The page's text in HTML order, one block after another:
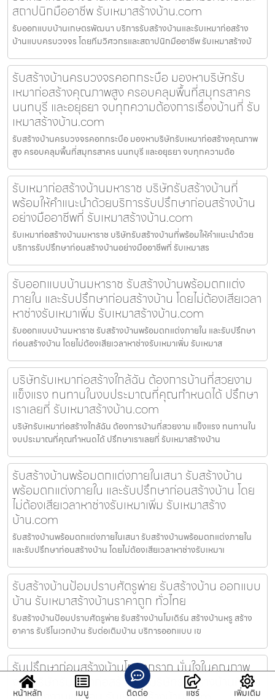
สถาปนิกมืออาชีพ รับเหมาสร้างบ้าน.com
รับออกแบบบ้านเกษตรพัฒนา บริการรับสร้างบ้านและรับเหมาก่อสร้าง
บ้านแบบครบวงจร โดยทีมวิศวกรและสถาปนิกมืออาชีพ รับเหมาสร้างบ้
รับสร้างบ้านครบวงจรคอกกระบือ มองหาบริษัทรับ
เหมาก่อสร้างคุณภาพสูง ครอบคลุมพื้นที่สมุทรสาคร
นนทบุรี และอยุธยา จบทุกความต้องการเรื่องบ้านที่ รับ
เหมาสร้างบ้าน.com
รับสร้างบ้านครบวงจรคอกกระบือ มองหาบริษัทรับเหมาก่อสร้างคุณภาพ
สูง ครอบคลุมพื้นที่สมุทรสาคร นนทบุรี และอยุธยา จบทุกความต้อ
รับเหมาก่อสร้างบ้านมหาราช บริษัทรับสร้างบ้านที่
พร้อมให้คำแนะนำด้วยบริการรับปรึกษาก่อนสร้างบ้าน
อย่างมืออาชีพที่ รับเหมาสร้างบ้าน.com
รับเหมาก่อสร้างบ้านมหาราช บริษัทรับสร้างบ้านที่พร้อมให้คำแนะนำด้วย
บริการรับปรึกษาก่อนสร้างบ้านอย่างมืออาชีพที่ รับเหมาสร
รับออกแบบบ้านมหาราช รับสร้างบ้านพร้อมตกแต่ง
ภายใน และรับปรึกษาก่อนสร้างบ้าน โดยไม่ต้องเสียเวลา
หาช่างรับเหมาเพิ่ม รับเหมาสร้างบ้าน.com
รับออกแบบบ้านมหาราช รับสร้างบ้านพร้อมตกแต่งภายใน และรับปรึกษา
ก่อนสร้างบ้าน โดยไม่ต้องเสียเวลาหาช่างรับเหมาเพิ่ม รับเหมาส
บริษัทรับเหมาก่อสร้างใกล้ฉัน ต้องการบ้านที่สวยงาม
แข็งแรง ทนทานในงบประมาณที่คุณกำหนดได้ ปรึกษา
เราเลยที่ รับเหมาสร้างบ้าน.com
บริษัทรับเหมาก่อสร้างใกล้ฉัน ต้องการบ้านที่สวยงาม แข็งแรง ทนทานใน
งบประมาณที่คุณกำหนดได้ ปรึกษาเราเลยที่ รับเหมาสร้างบ้าน
รับสร้างบ้านพร้อมตกแต่งภายในเสนา รับสร้างบ้าน
พร้อมตกแต่งภายใน และรับปรึกษาก่อนสร้างบ้าน โดย
ไม่ต้องเสียเวลาหาช่างรับเหมาเพิ่ม รับเหมาสร้าง
บ้าน.com
รับสร้างบ้านพร้อมตกแต่งภายในเสนา รับสร้างบ้านพร้อมตกแต่งภายใน
และรับปรึกษาก่อนสร้างบ้าน โดยไม่ต้องเสียเวลาหาช่างรับเหมาเ
รับสร้างบ้านป้อมปราบศัตรูพ่าย รับสร้างบ้าน ออกแบบ
บ้าน รับเหมาสร้างบ้านราคาถูก ทั่วไทย
รับสร้างบ้านป้อมปราบศัตรูพ่าย รับสร้างบ้านโมเดิร์น สร้างบ้านหรู สร้าง
อาคาร รับรีโนเวทบ้าน รับต่อเติมบ้าน บริการออกแบบ เข
รับปรึกษาก่อนสร้างบ้านโกรกกราก มั่นใจในคุณภาพ
งานบริษัทรับเหมาก่อสร้างและบริษัทรับสร้างบ้านที่ไว้ใจ
หน้าหลัก เมนู ติดต่อ แชร์ เพิ่มเติม